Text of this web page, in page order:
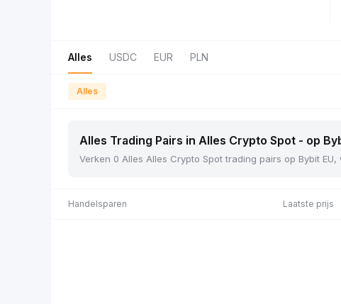
Alles USDC EUR PLN
Alles
Alles Trading Pairs in Alles Crypto Spot - op
Verken 0 Alles Alles Crypto Spot trading pairs op Bybit
Handelsparen Laatste prijs